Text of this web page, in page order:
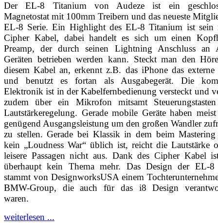
Der EL-8 Titanium von Audeze ist ein
Magnetostat mit 100mm Treibern und das neueste
EL-8 Serie. Ein Highlight des EL-8 Titanium ist sein
Cipher Kabel, dabei handelt es sich um einen
Preamp, der durch seinen Lightning Anschluss an
Geräten betrieben werden kann. Steckt man den
diesem Kabel an, erkennt z.B. das iPhone das externe
und benutzt es fortan als Ausgabegerät. Die
Elektronik ist in der Kabelfernbedienung versteckt und
zudem über ein Mikrofon mitsamt
Lautstärkeregelung. Gerade mobile Geräte haben
genügend Ausgangsleistung um den großen Wandler
zu stellen. Gerade bei Klassik in dem beim
kein „Loudness War“ üblich ist, reicht die Lautstärke
leisere Passagen nicht aus. Dank des Cipher Kabel
überhaupt kein Thema mehr. Das Design der EL-8
stammt von DesignworksUSA einem
BMW-Group, die auch für das i8 Design
waren.
weiterlesen ...